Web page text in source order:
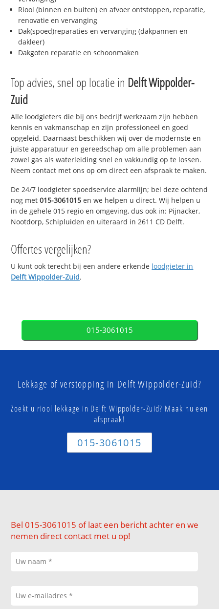
Riool (binnen en buiten) en afvoer ontstoppen, reparatie,
renovatie en vervanging
Dak(spoed)reparaties en vervanging (dakpannen en
dakleer)
Dakgoten reparatie en schoonmaken
Top advies, snel op locatie in Delft Wippolder-
Zuid
Alle loodgieters die bij ons bedrijf werkzaam zijn hebben
kennis en vakmanschap en zijn professioneel en goed
opgeleid. Daarnaast beschikken wij over de modernste en
juiste apparatuur en gereedschap om alle problemen aan
zowel gas als waterleiding snel en vakkundig op te lossen.
Neem contact met ons op om direct een afspraak te maken.
De 24/7 loodgieter spoedservice alarmlijn; bel deze ochtend
nog met015-3061015 en we helpen u direct. Wij helpen u
in de gehele 015 regio en omgeving, dus ook in: Pijnacker,
Nootdorp, Schipluiden en uiteraard in 2611 CD Delft.
Offertes vergelijken?
U kunt ook terecht bij een andere erkende loodgieter in
Delft Wippolder-Zuid.
015-3061015
Lekkage of verstopping in Delft Wippolder-Zuid?
Zoekt u riool lekkage in Delft Wippolder-Zuid? Maak nu een
afspraak!
015-3061015
Bel 015-3061015 of laat een bericht achter en we
nemen direct contact met u op!